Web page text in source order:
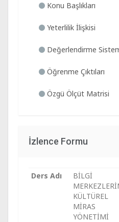
Konu Başlıkları
Yeterlilik İlişkisi
Değerlendirme
Öğrenme Çıktıları
Özgü Ölçüt Matrisi
İzlence Formu
Ders Adı
BİLGİ
KÜLTÜREL
MİRAS
YÖNETİMİ